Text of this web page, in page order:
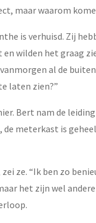
maar waarom
is verhuisd. Zij
wilden het graag
al de
laten zien?”
Bert nam de
meterkast is
ze. “Ik ben zo
het zijn wel